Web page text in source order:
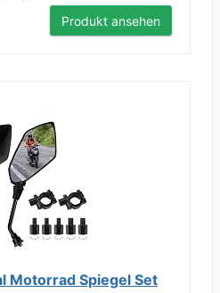
Produkt ansehen
Motorrad Spiegel Set